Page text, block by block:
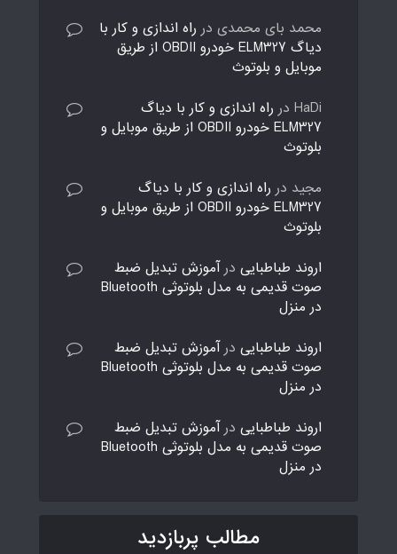
محمد بای محمدی در راه اندازی و کار با
دیاگ ELM327 خودرو OBDII از طریق
موبایل و بلوتوث
HaDi در راه اندازی و کار با دیاگ
ELM327 خودرو OBDII از طریق موبایل و
بلوتوث
مجید در راه اندازی و کار با دیاگ
ELM327 خودرو OBDII از طریق موبایل و
بلوتوث
اروند طباطبایی درآموزش تبدیل ضبط
صوت قدیمی به مدل بلوتوثی Bluetooth
در منزل
اروند طباطبایی درآموزش تبدیل ضبط
صوت قدیمی به مدل بلوتوثی Bluetooth
در منزل
اروند طباطبایی درآموزش تبدیل ضبط
صوت قدیمی به مدل بلوتوثی Bluetooth
در منزل
مطالب پربازدید